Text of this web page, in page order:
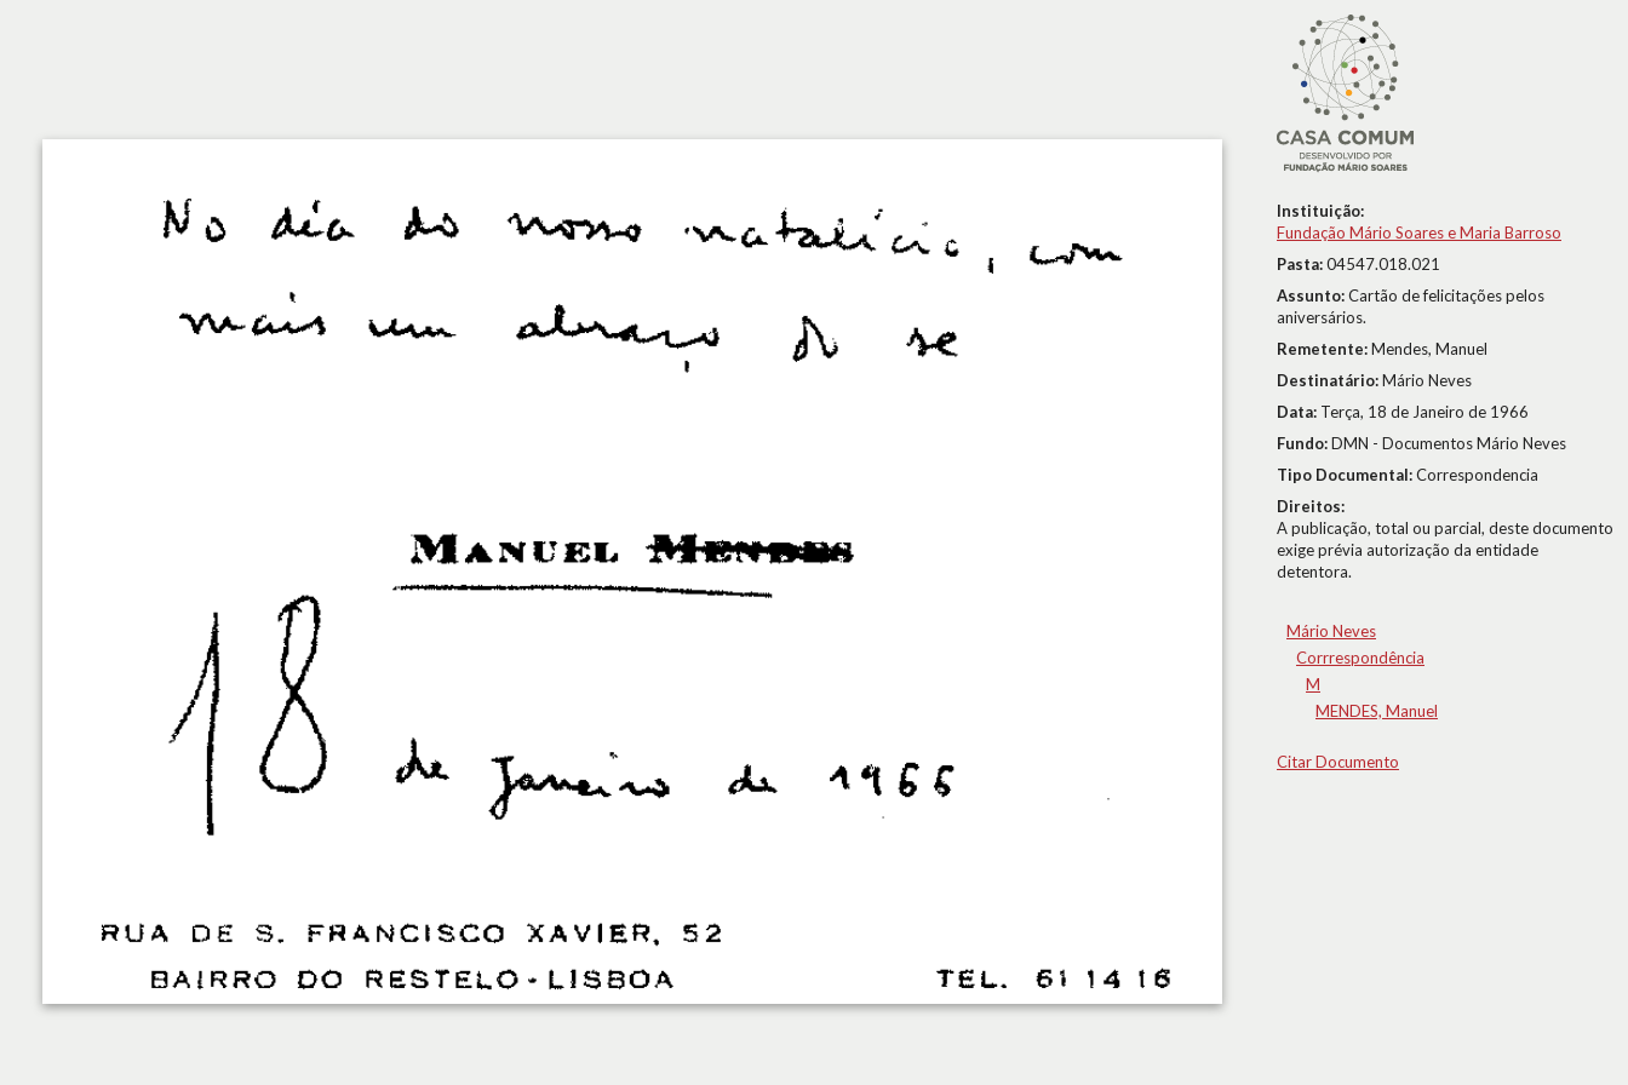
Instituição:
Fundação Mário Soares e Maria Barroso
Pasta:04547.018.021
Assunto:Cartão de felicitações pelos
aniversários.
Remetente:Mendes, Manuel
Destinatário:Mário Neves
Data: Terça, 18 de Janeiro de 1966
Fundo:DMN - Documentos Mário Neves
Tipo Documental:Correspondencia
Direitos:
A publicação, total ou parcial, deste documento
exige prévia autorização da entidade
detentora.
Mário Neves
Corrrespondência
M
MENDES, Manuel
Citar Documento